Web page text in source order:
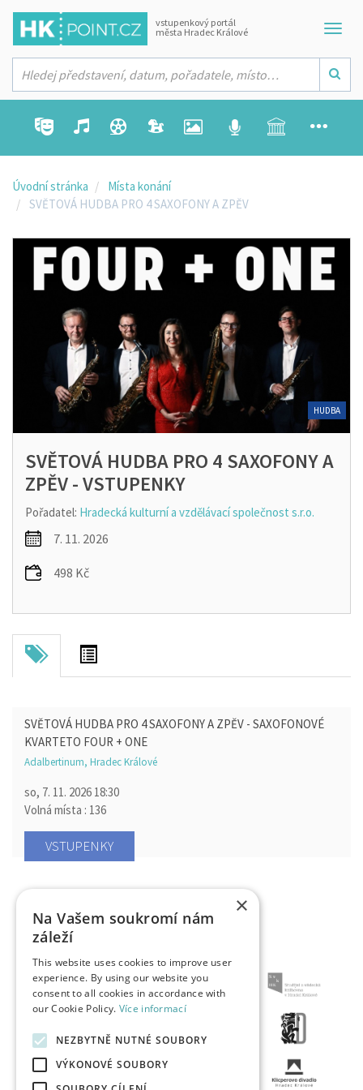
vstupenkový portál
města Hradec Králové
Úvodní stránka
Místa konání
SVĚTOVÁ HUDBA PRO 4 SAXOFONY A ZPĚV
SVĚTOVÁ HUDBA PRO 4 SAXOFONY A
ZPĚV - VSTUPENKY
Pořadatel: Hradecká kulturní a vzdělávací společnost s.r.o.
7. 11. 2026
498 Kč
HUDBA
SVĚTOVÁ HUDBA PRO 4 SAXOFONY A ZPĚV - SAXOFONOVÉ
KVARTETO FOUR + ONE
Adalbertinum, Hradec Králové
so, 7. 11. 2026 18:30
Volná místa : 136
VSTUPENKY
×
Na Vašem soukromí nám
záleží
This website uses cookies to improve user
experience. By using our website you
consent to all cookies in accordance with
our Cookie Policy. Více informací
NEZBYTNĚ NUTNÉ SOUBORY
VÝKONOVÉ SOUBORY